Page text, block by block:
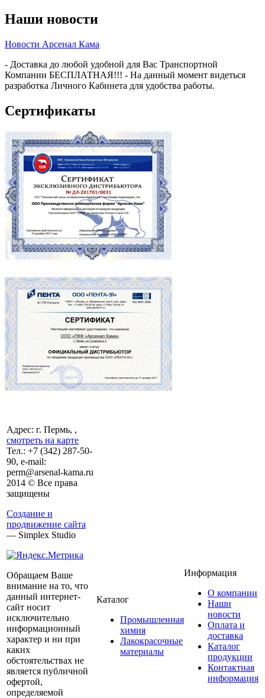
Наши новости
Новости Арсенал Кама
- Доставка до любой удобной для Вас Транспортной
Компании БЕСПЛАТНАЯ!!! - На данный момент видеться
разработка Личного Кабинета для удобства работы.
Сертификаты
Адрес: г. Пермь, ,
смотреть на карте
Тел.: +7 (342) 287-50-
90, e-mail:
perm@arsenal-kama.ru
2014 © Все права
защищены
Создание и
продвижение сайта
— Simplex Studio
Обращаем Ваше
внимание на то, что
данный интернет-
сайт носит
исключительно
информационный
характер и ни при
каких
обстоятельствах не
является публичной
офертой,
определяемой
Каталог
Промышленная
химия
Лакокрасочные
материалы
Информация
О компании
Наши
новости
Оплата и
доставка
Каталог
продукции
Контактная
информация